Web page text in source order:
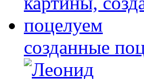
созданные